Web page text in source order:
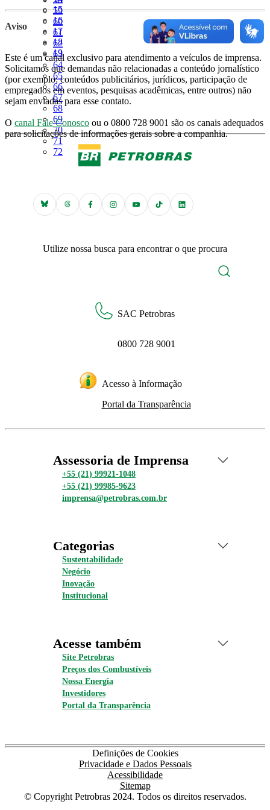
Página
15
Página
16
Página
17
Página
18
Página
19
Página
59
Página
60
Página
61
Página
62
Página
63
Página
64
Página
65
Página
66
Página
67
Página
68
Página
69
Página
70
Página
71
Página
72
Aviso
Este é um canal exclusivo para atendimento a veículos de imprensa.
Solicitamos que demandas não relacionadas a conteúdo jornalístico
(por exemplo: conteúdos publicitários, jurídicos, participação de
empregados em eventos, pesquisas acadêmicas, entre outros) não
sejam enviadas para esse contato.
O canal Fale Conosco ou o 0800 728 9001 são os canais adequados
para solicitações de informações gerais sobre a companhia.
Utilize nossa busca para encontrar o que procura
SAC Petrobras
0800 728 9001
Acesso à Informação
Portal da Transparência
Assessoria de Imprensa
+55 (21) 99921-1048
+55 (21) 99985-9623
imprensa@petrobras.com.br
Categorias
Sustentabilidade
Negócio
Inovação
Institucional
Acesse também
Site Petrobras
Preços dos Combustíveis
Nossa Energia
Investidores
Portal da Transparência
Definições de Cookies
Privacidade e Dados Pessoais
Acessibilidade
Sitemap
© Copyright Petrobras 2024. Todos os direitos reservados.